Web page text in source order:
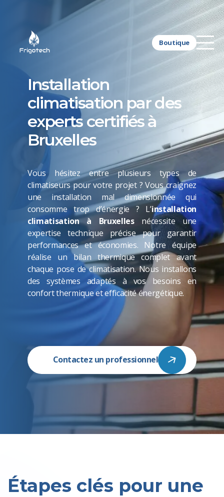
Boutique
Installation
climatisation par des
experts certifiés à
Bruxelles
Vous hésitez entre plusieurs types de
climatiseurs pour votre projet ? Vous craignez
une installation mal dimensionnée qui
consomme trop d’énergie ? L’installation
climatisation à Bruxelles nécessite une
expertise technique précise pour garantir
performances et économies. Notre équipe
réalise un bilan thermique complet avant
chaque pose de climatisation. Nous installons
des systèmes adaptés à vos besoins en
confort thermique et efficacité énergétique.
Contactez un professionnel
Étapes clés pour une